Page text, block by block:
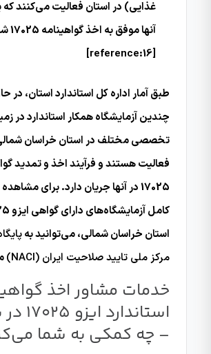
غذایی) در استان فعالیت می‌کنند که
آنها
[reference:16]
طبق آمار اداره کل استاندارد استان، در
چندین آزمایشگاه همکار استاندارد در
تخصصی مختلف در استان خراسان
فعالیت هستند و فرآیند اخذ و تمدید
17025 در آنها جریان دارد. برای
استان خراسان شمالی، می‌توانید به
مرکز ملی تایید صلاحیت ایران (NACI)
خدمات مشاور اخذ
– چه کمکی به شما